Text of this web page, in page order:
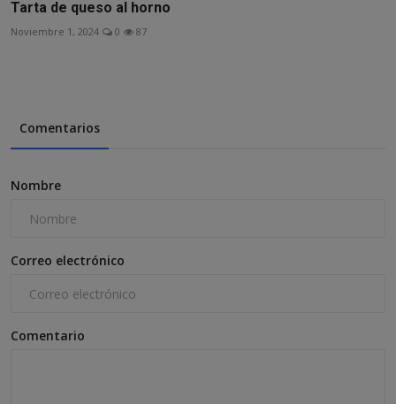
Tarta de queso al horno
Noviembre 1, 2024 0 87
Comentarios
Nombre
Correo electrónico
Comentario